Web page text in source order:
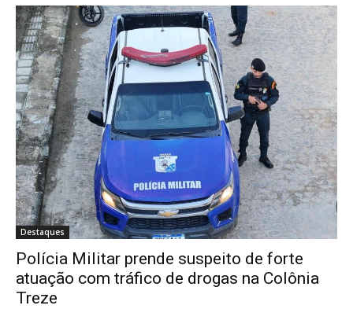
Destaques
Polícia Militar prende suspeito de forte
atuação com tráfico de drogas na Colônia
Treze